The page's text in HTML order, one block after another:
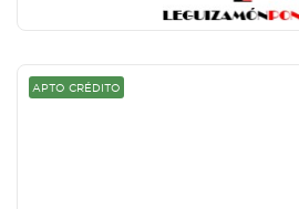
APTO CRÉDITO